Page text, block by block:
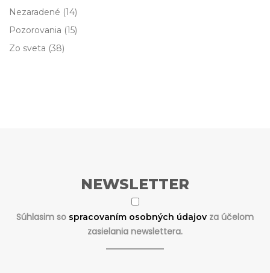
Nezaradené (14)
Pozorovania (15)
Zo sveta (38)
NEWSLETTER
Súhlasim so spracovaním osobných údajov za účelom
zasielania newslettera.